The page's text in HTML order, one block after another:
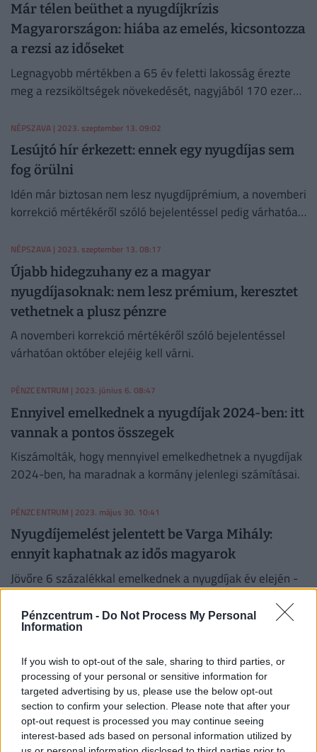
Pénzcentrum - Do Not Process My Personal
Information
If you wish to opt-out of the sale, sharing to third parties, or
processing of your personal or sensitive information for
targeted advertising by us, please use the below opt-out
section to confirm your selection. Please note that after your
opt-out request is processed you may continue seeing
interest-based ads based on personal information utilized by
Már télen beüthet a nyugdíjkrízis
Magyarországon: hiába az emelés, kicsontozza
a rezsi az időseket
Legnagyobb mértékben a 65 év feletti lakosság érezte
meg a rezsiköltségek növekedését, nagyjából 170 ezer
nem marad pénze.
NÉPSZAVA| 2023. szeptember 13. 09:02
Lesújtó hír érkezett: ennek egy nyugdíjas sem
fog örülni
Idén már biztosan nem lesz nyugdíjprémium, a novemberi
korrekció mértékéről szóló bejelentéssel pedig várhatóan
NÉPSZAVA| 2023. szeptember 13. 08:17
Újabb hidegzuhany ez a magyar
nyugdíjasoknak: nem lesz prémium, keresztet
vethetnek a plusz pénzre
A novemberi korrekció mértékéről szóló bejelentéssel
várhatóan október elejéig kell várni.
PÉNZCENTRUM | 2023. június 6. 08:47
Ennyivel emelkednek a nyugdíjak 2024-ben: itt
vannak a pontos összegek
Kiszámolták, hogy mennyivel emelkedhetnek a nyugdíjak
2024-ben, ha maradnak a kormány jelenlegi számításai.
PÉNZCENTRUM | 2023. május 30. 10:41
Nyugdíjemelést jelentett be Varga Mihály:
ennyit kaphatnak az idős magyarok
Jövőre 6 százalékkal emelkednek a nyugdíjak év elején -
mondta Varga Mihály. Lesz 13. havi nyugdíj is, és
nyugdíjprémiummal is számol a költségvetés.
PÉNZCENTRUM| 2023. május 25. 08:46
Hidegzuhany a magyar időseknek: ekkora
nyugdíjemeléssel számol a kormány 2024-re
Folyamatban van a 2024-es büdzsé tervezése: 6
százalékos nyugdíjemeléssel és a prémiummal is
kalkulálnak 2024-re - derült ki.